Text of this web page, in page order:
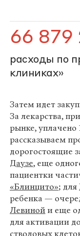
66 879
расходы по
клиниках»
Затем идет
За лекарства,
рынке, уплачено
рассказываем
дорогостоящие
Даузе, еще
пациентки
«Блинцито»; для
ребенка —
Левинойи еще
для активации